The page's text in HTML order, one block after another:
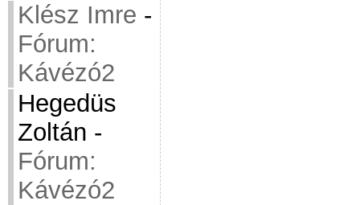
Klész Imre -
Fórum:
Kávézó2
Hegedüs
Zoltán -
Fórum:
Kávézó2